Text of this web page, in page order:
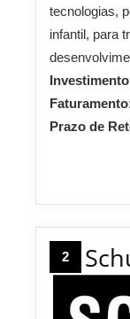
tecnologias,
infantil, para
Prazo de
2